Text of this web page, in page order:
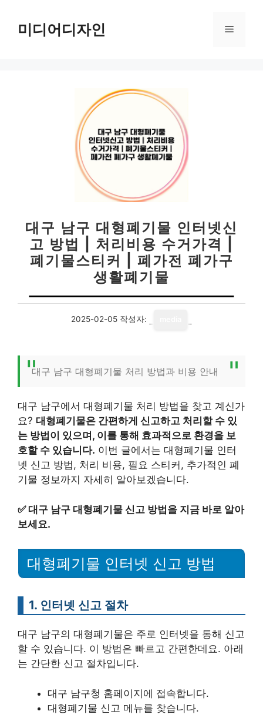
미디어디자인 메
대구 남구 대형폐기물 인터넷신
고 방법 | 처리비용 수거가격 |
폐기물스티커 | 폐가전 폐가구
생활폐기물
2025-02-05 작성자:
대구 남구 대형폐기물 처리 방법과 비용 안내
대구 남구에서 대형폐기물 처리 방법을 찾고 계신가
요? 대형폐기물은 간편하게 신고하고 처리할 수 있
는 방법이 있으며, 이를 통해 효과적으로 환경을 보
호할 수 있습니다. 이번 글에서는 대형폐기물 인터
넷 신고 방법, 처리 비용, 필요 스티커, 추가적인 폐
기물 정보까지 자세히 알아보겠습니다.
✅대구 남구 대형폐기물 신고 방법을 지금 바로 알아
보세요.
대형폐기물 인터넷 신고 방법
1. 인터넷 신고 절차
대구 남구의 대형폐기물은 주로 인터넷을 통해 신고
할 수 있습니다. 이 방법은 빠르고 간편한데요. 아래
는 간단한 신고 절차입니다.
대구 남구청 홈페이지에 접속합니다.
대형폐기물 신고 메뉴를 찾습니다.